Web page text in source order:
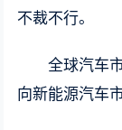
不裁不行。
全球汽车
向新能源汽车